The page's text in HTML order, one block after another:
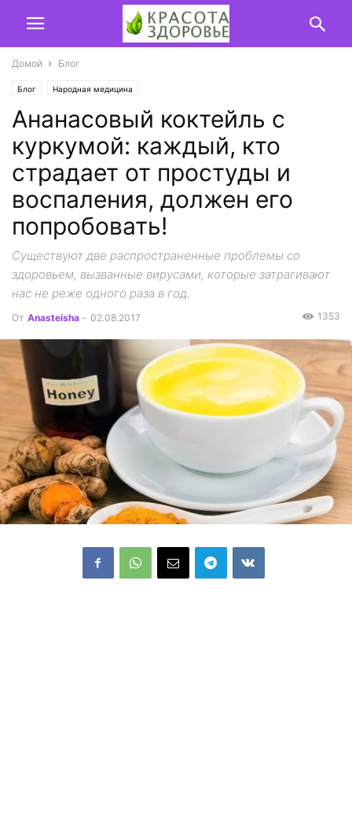
Домой Блог
Блог Народная медицина
Ананасовый коктейль с
куркумой: каждый, кто
страдает от простуды и
воспаления, должен его
попробовать!
Существуют две распространенные проблемы со
здоровьем, вызванные вирусами, которые затрагивают
нас не реже одного раза в год.
От Anasteisha - 02.08.2017 1353